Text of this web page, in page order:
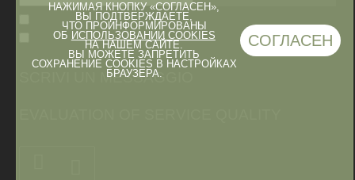
НАЖИМАЯ КНОПКУ «СОГЛАСЕН»,
ВЫ ПОДТВЕРЖДАЕТЕ,
ЧТО ПРОИНФОРМИРОВАНЫ
ОБ ИСПОЛЬЗОВАНИИ COOKIES
НА НАШЕМ САЙТЕ.
ВЫ МОЖЕТЕ ЗАПРЕТИТЬ
СОХРАНЕНИЕ COOKIES В НАСТРОЙКАХ
БРАУЗЕРА.
СОГЛАСЕН
SCRIVI UN MESSAGGIO